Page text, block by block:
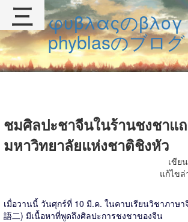
φυβλαςのβλογ
phyblasのブログ
ชมศิลปะชาจีนในร้านชงชาแ
มหาวิทยาลัยแห่งชาติชิงหัว
เขีย
แก้ไขล่
เมื่อวานนี้ วันศุกร์ที่ 10 มี.ค. ในคาบเรียนวิชาภาษา
語二) มีเนื้อหาที่พูดถึงศิลปะการชงชาของจีน
三